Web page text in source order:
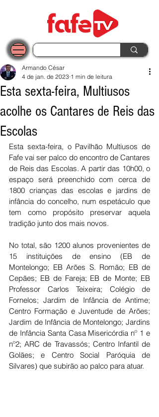
Esta sexta-feira, Multiusos
acolhe os Cantares de Reis das
Escolas
Armando César
4 de jan. de 2023 1 min de leitura
Esta sexta-feira, o Pavilhão Multiusos de
Fafe vai ser palco do encontro de Cantares
de Reis das Escolas. A partir das 10h00, o
espaço será preenchido com cerca de
1800 crianças das escolas e jardins de
infância do concelho, num espetáculo que
tem como propósito preservar aquela
tradição junto dos mais novos.
No total, são 1200 alunos provenientes de
15 instituições de ensino (EB de
Montelongo; EB Arões S. Romão; EB de
Cepães; EB de Fareja; EB de Monte; EB
Professor Carlos Teixeira; Colégio de
Fornelos; Jardim de Infância de Antime;
Centro Formação e Juventude de Arões;
Jardim de Infância de Montelongo; Jardins
de Infância Santa Casa Misericórdia nº 1 e
nº2; ARC de Travassós; Centro Infantil de
Golães; e Centro Social Paróquia de
Silvares) que subirão ao palco para atuar.